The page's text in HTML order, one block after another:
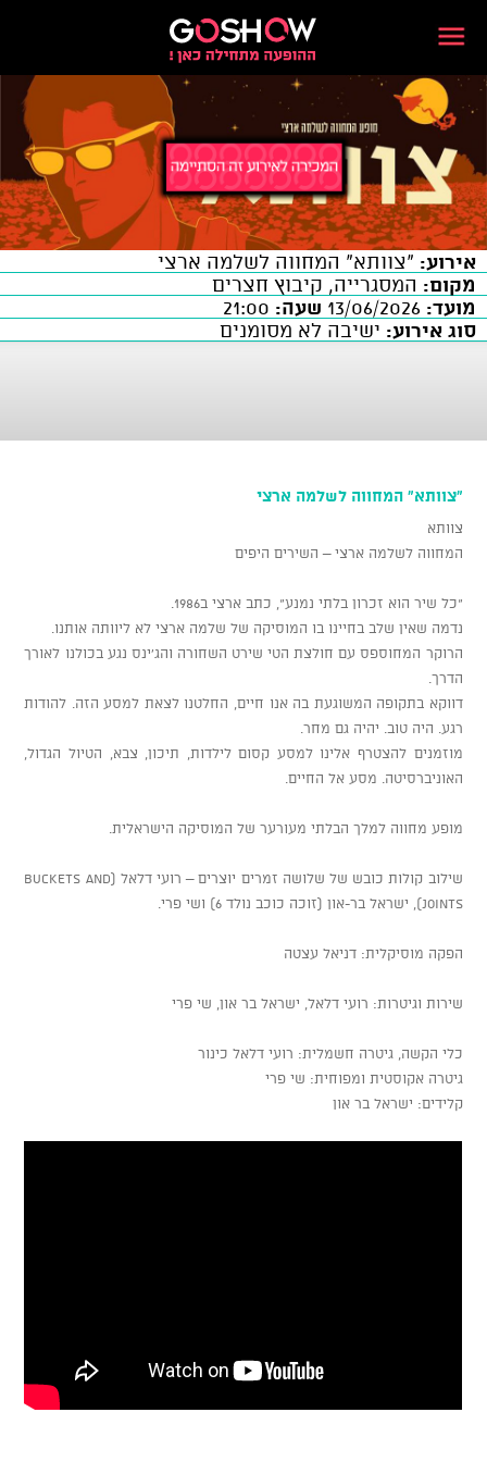
אירוע: "צוותא" המחווה לשלמה ארצי
מקום: המסגרייה, קיבוץ חצרים
מועד:
שעה:
סוג אירוע: ישיבה לא מסומנים
"צוותא" המחווה לשלמה ארצי
צוותא
המחווה לשלמה ארצי – השירים היפים
"כל שיר הוא זכרון בלתי נמנע", כתב ארצי ב1986.
נדמה שאין שלב בחיינו בו המוסיקה של שלמה ארצי לא ליוותה אותנו.
הרוקר המחוספס עם חולצת הטי שירט השחורה והג'ינס נגע בכולנו לאורך
הדרך.
דווקא בתקופה המשוגעת בה אנו חיים, החלטנו לצאת למסע הזה. להודות
רגע. היה טוב. יהיה גם מחר.
מוזמנים להצטרף אלינו למסע קסום לילדות, תיכון, צבא, הטיול הגדול,
האוניברסיטה. מסע אל החיים.
מופע מחווה למלך הבלתי מעורער של המוסיקה הישראלית.
שילוב קולות כובש של שלושה זמרים יוצרים – רועי דלאל (Buckets and
Joints), ישראל בר-און (זוכה כוכב נולד 6) ושי פרי.
הפקה מוסיקלית: דניאל עצטה
שירות וגיטרות: רועי דלאל, ישראל בר און, שי פרי
כלי הקשה, גיטרה חשמלית: רועי דלאל כינור
גיטרה אקוסטית ומפוחית: שי פרי
קלידים: ישראל בר און